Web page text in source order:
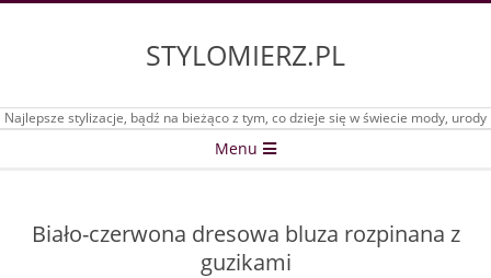
STYLOMIERZ.PL
Najlepsze stylizacje, bądź na bieżąco z tym, co dzieje się w świecie mody, urody
Menu
Biało-czerwona dresowa bluza rozpinana z
guzikami